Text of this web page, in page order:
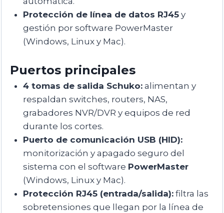
Protección de línea de datos RJ45y
gestión por software PowerMaster
(Windows, Linux y Mac).
Puertos principales
4 tomas de salida Schuko:alimentan y
respaldan switches, routers, NAS,
grabadores NVR/DVR y equipos de red
durante los cortes.
Puerto de comunicación USB (HID):
monitorización y apagado seguro del
sistema con el software PowerMaster
(Windows, Linux y Mac).
Protección RJ45 (entrada/salida):filtra las
sobretensiones que llegan por la línea de